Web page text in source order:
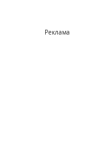
Реклама